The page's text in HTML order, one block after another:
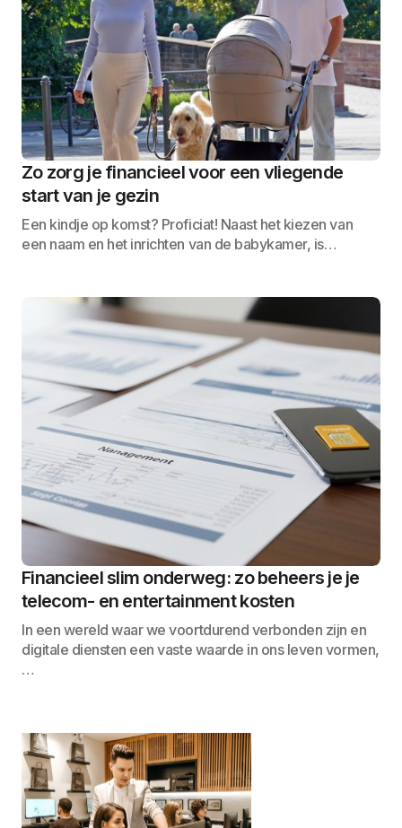
Zo zorg je financieel voor een vliegende
start van je gezin
Een kindje op komst? Proficiat! Naast het kiezen van
een naam en het inrichten van de babykamer, is…
Financieel slim onderweg: zo beheers je je
telecom- en entertainment kosten
In een wereld waar we voortdurend verbonden zijn en
digitale diensten een vaste waarde in ons leven vormen,
…